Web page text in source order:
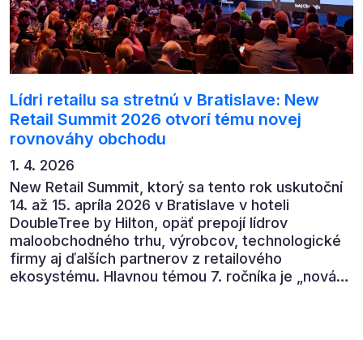
Lídri retailu sa stretnú v Bratislave: New
Retail Summit 2026 otvorí tému novej
rovnováhy obchodu
1. 4. 2026
New Retail Summit, ktorý sa tento rok uskutoční
14. až 15. apríla 2026 v Bratislave v hoteli
DoubleTree by Hilton, opäť prepojí lídrov
maloobchodného trhu, výrobcov, technologické
firmy aj ďalších partnerov z retailového
ekosystému. Hlavnou témou 7. ročníka je „nová